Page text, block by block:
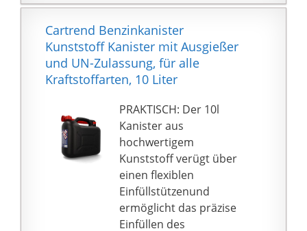
ADR/GGVSEB für den
Transport von
Gefahrgütern - erfüllt
höchste
Sicherheitsanforderung
en
Maße zirka:
Tiefe=165mm /
Breite=350mm /
Höhe=495mm
Cartrend Benzinkanister
Kunststoff Kanister mit Ausgießer
und UN-Zulassung, für alle
Kraftstoffarten, 10 Liter
PRAKTISCH: Der 10l
Kanister aus
hochwertigem
Kunststoff verügt über
einen flexiblen
Einfüllstützenund
ermöglicht das präzise
Einfüllen des